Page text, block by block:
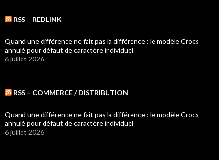
RSS – REDLINK
Quand une différence ne fait pas la différence : le modèle Crocs
annulé pour défaut de caractère individuel
6 juillet 2026
RSS – COMMERCE / DISTRIBUTION
Quand une différence ne fait pas la différence : le modèle Crocs
annulé pour défaut de caractère individuel
6 juillet 2026